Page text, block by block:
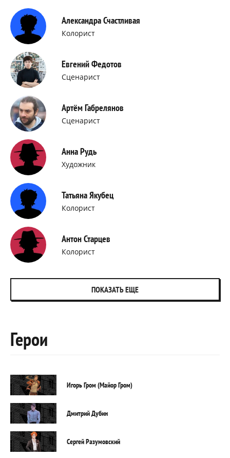
Александра Счастливая
Колорист
Евгений Федотов
Сценарист
Артём Габрелянов
Сценарист
Анна Рудь
Художник
Татьяна Якубец
Колорист
Антон Старцев
Колорист
ПОКАЗАТЬ ЕЩЕ
Герои
Игорь Гром (Майор Гром)
Дмитрий Дубин
Сергей Разумовский